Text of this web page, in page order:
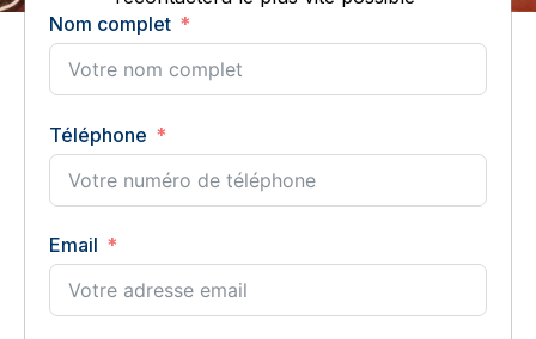
Nom complet
Téléphone
Email